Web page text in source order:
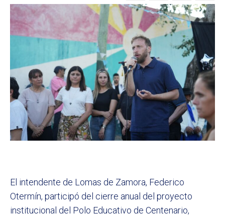
El intendente de Lomas de Zamora, Federico
Otermín, participó del cierre anual del proyecto
institucional del Polo Educativo de Centenario,